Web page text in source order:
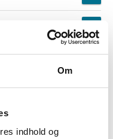
Om
indhold og
file_download